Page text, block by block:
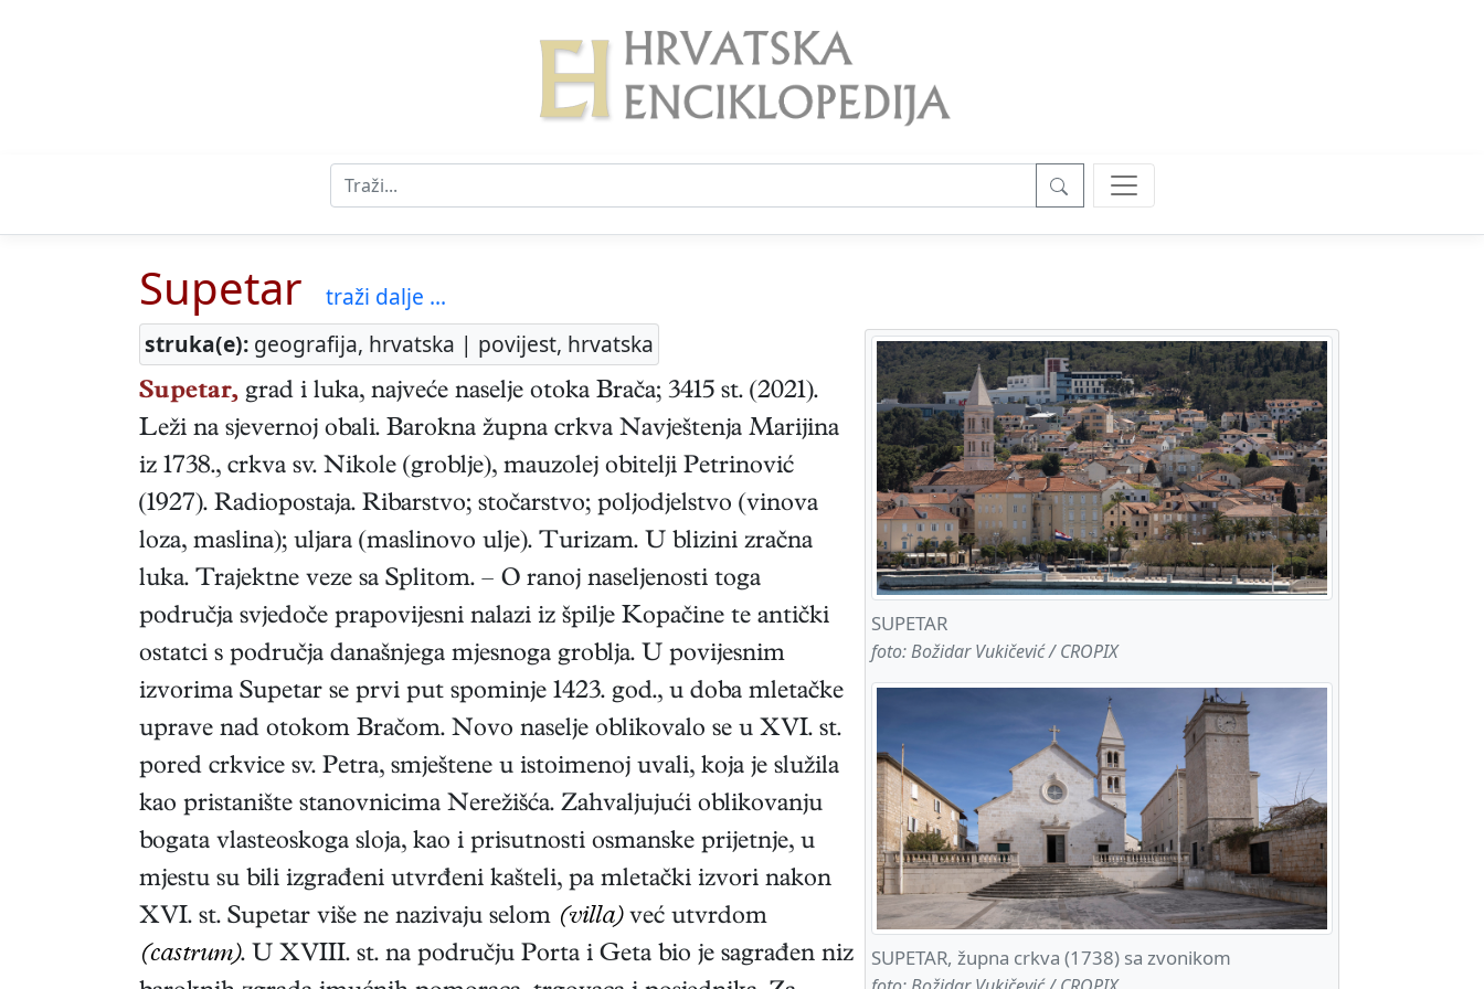
Supetar
traži dalje ...
struka(e): geografija, hrvatska | povijest, hrvatska
SUPETAR
foto: Božidar Vukičević / CROPIX
SUPETAR, župna crkva (1738) sa zvonikom
Supetar, grad i luka, najveće naselje otoka Brača; 3415 st. (2021).
Leži na sjevernoj obali. Barokna župna crkva Navještenja Marijina
iz 1738., crkva sv. Nikole (groblje), mauzolej obitelji Petrinović
(1927). Radiopostaja. Ribarstvo; stočarstvo; poljodjelstvo (vinova
loza, maslina); uljara (maslinovo ulje). Turizam. U blizini zračna
luka. Trajektne veze sa Splitom. – O ranoj naseljenosti toga
područja svjedoče prapovijesni nalazi iz špilje Kopačine te antički
ostatci s područja današnjega mjesnoga groblja. U povijesnim
izvorima Supetar se prvi put spominje 1423. god., u doba mletačke
uprave nad otokom Bračom. Novo naselje oblikovalo se u XVI. st.
pored crkvice sv. Petra, smještene u istoimenoj uvali, koja je služila
kao pristanište stanovnicima Nerežišća. Zahvaljujući oblikovanju
bogata vlasteoskoga sloja, kao i prisutnosti osmanske prijetnje, u
mjestu su bili izgrađeni utvrđeni kašteli, pa mletački izvori nakon
XVI. st. Supetar više ne nazivaju selom (villa)već utvrdom
(castrum). U XVIII. st. na području Porta i Geta bio je sagrađen niz